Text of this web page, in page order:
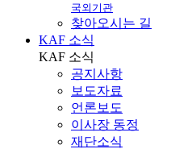
국외기관
찾아오시는 길
KAF 소식
KAF 소식
공지사항
보도자료
언론보도
이사장 동정
재단소식